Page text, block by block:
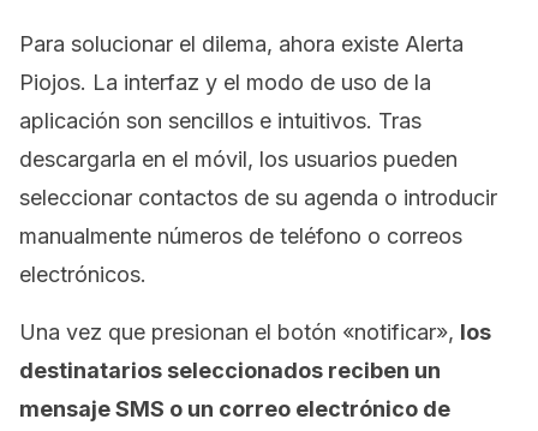
Para solucionar el dilema, ahora existe Alerta
Piojos. La interfaz y el modo de uso de la
aplicación son sencillos e intuitivos. Tras
descargarla en el móvil, los usuarios pueden
seleccionar contactos de su agenda o introducir
manualmente números de teléfono o correos
electrónicos.
Una vez que presionan el botón «notificar», los
destinatarios seleccionados reciben un
mensaje SMS o un correo electrónico de